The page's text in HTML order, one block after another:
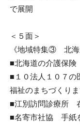
で展開
＜５面＞
《地域特集③ 北海
■北海道の介護保
■１０法人１０７
福祉のまちづくり
■江別訪問診療所
■名寄市社協 手紙